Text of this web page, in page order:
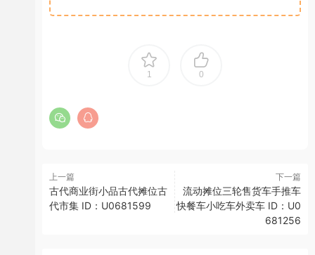
1 0
上一篇
古代商业街小品古代摊位古
代市集 ID：U0681599
下一篇
流动摊位三轮售货车手推车
快餐车小吃车外卖车 ID：U0
681256